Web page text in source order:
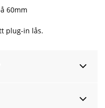
60mm
plug-in lås.